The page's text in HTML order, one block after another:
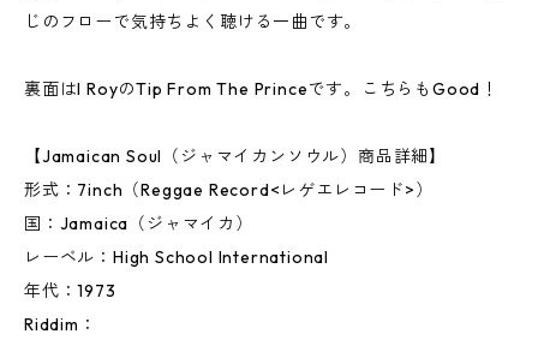
じのフローで気持ちよく聴ける一曲です。
裏面はI RoyのTip From The Princeです。こちらもGood！
【Jamaican Soul（ジャマイカンソウル）商品詳細】
形式：7inch（Reggae Record<レゲエレコード>）
国：Jamaica（ジャマイカ）
レーベル：High School International
年代：1973
Riddim：